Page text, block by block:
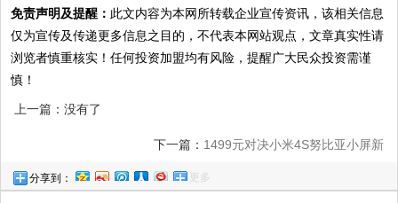
免责声明及提醒： 此文内容为本网所转载企业宣传资讯，该相关信息
仅为宣传及传递更多信息之目的，不代表本网站观点，文章真实性请
浏览者慎重核实！任何投资加盟均有风险，提醒广大民众投资需谨
慎！
上一篇：没有了
下一篇： 1499元对决小米4S努比亚小屏新
分享到： 更多